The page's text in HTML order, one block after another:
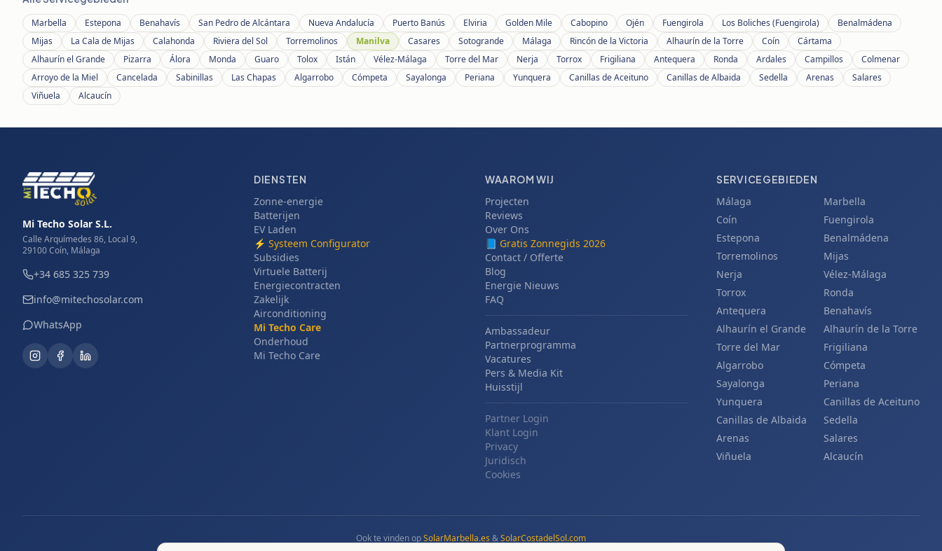
Marbella Estepona Benahavís San Pedro de Alcántara Nueva Andalucía Puerto Banús Elviria Golden Mile Cabopino Ojén Fuengirola Los Boliches (Fuengirola)
Benalmádena
Mijas
La Cala de Mijas Calahonda Riviera del Sol Torremolinos Manilva Casares Sotogrande Málaga Rincón de la Victoria Alhaurín de la Torre Coín
Cártama
Alhaurín el Grande
Pizarra Álora Monda Guaro Tolox Istán Vélez-Málaga Torre del Mar Nerja Torrox Frigiliana Antequera Ronda Ardales Campillos
Colmenar
Arroyo de la Miel
Cancelada Sabinillas Las Chapas Algarrobo Cómpeta Sayalonga Periana Yunquera Canillas de Aceituno Canillas de Albaida Sedella Arenas
Salares
Viñuela
Alcaucín
Mi Techo Solar S.L.
Calle Arquímedes 86, Local 9,
29100 Coín, Málaga
+34 685 325 739
info@mitechosolar.com
WhatsApp
DIENSTEN
Zonne-energie
Batterijen
EV Laden
⚡ Systeem Configurator
Subsidies
Virtuele Batterij
Energiecontracten
Zakelijk
Airconditioning
Mi Techo Care
Onderhoud
Mi Techo Care
WAAROM WIJ
Projecten
Reviews
Over Ons
📘 Gratis Zonnegids 2026
Contact / Offerte
Blog
Energie Nieuws
FAQ
Ambassadeur
Partnerprogramma
Vacatures
Pers & Media Kit
Huisstijl
Partner Login
Klant Login
Privacy
Juridisch
Cookies
SERVICEGEBIEDEN
Málaga
Marbella
Coín
Fuengirola
Estepona
Benalmádena
Torremolinos
Mijas
Nerja
Vélez-Málaga
Torrox
Ronda
Antequera
Benahavís
Alhaurín el Grande
Alhaurín de la Torre
Torre del Mar
Frigiliana
Algarrobo
Cómpeta
Sayalonga
Periana
Yunquera
Canillas de Aceituno
Canillas de Albaida
Sedella
Arenas
Salares
Viñuela
Alcaucín
Ook te vinden opSolarMarbella.es &SolarCostadelSol.com